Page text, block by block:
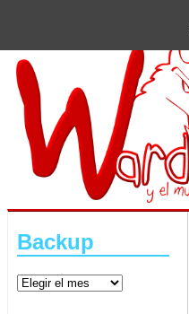
Backup